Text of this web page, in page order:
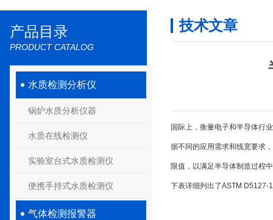
产品目录
PRODUCT CATALOG
水质检测分析仪
锅炉水质分析仪器
水质在线检测仪
实验室台式水质检测仪
便携手持式水质检测仪
气体检测报警器
技术文章
国际上，衡量电子和半导体行
据不同的应用需求和线宽要求
限值，以满足半导体制造过程
下表详细列出了ASTM